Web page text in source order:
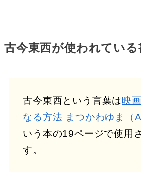
古今東西が使われている
古今東西という言葉は映
なる方法 まつかわゆま（
いう本の19ページで使用
す。